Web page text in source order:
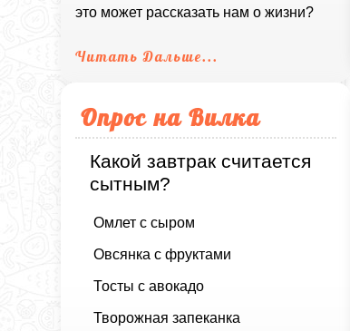
это может рассказать нам о жизни?
Читать Дальше...
Опрос на Вилка
Какой завтрак считается
сытным?
Омлет с сыром
Овсянка с фруктами
Тосты с авокадо
Творожная запеканка